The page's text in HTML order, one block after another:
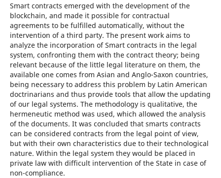
Smart contracts emerged with the development of the
blockchain, and made it possible for contractual
agreements to be fulfilled automatically, without the
intervention of a third party. The present work aims to
analyze the incorporation of Smart contracts in the legal
system, confronting them with the contract theory; being
relevant because of the little legal literature on them, the
available one comes from Asian and Anglo-Saxon countries,
being necessary to address this problem by Latin American
doctrinarians and thus provide tools that allow the updating
of our legal systems. The methodology is qualitative, the
hermeneutic method was used, which allowed the analysis
of the documents. It was concluded that smarts contracts
can be considered contracts from the legal point of view,
but with their own characteristics due to their technological
nature. Within the legal system they would be placed in
private law with difficult intervention of the State in case of
non-compliance.